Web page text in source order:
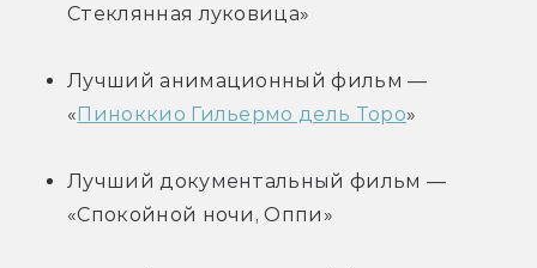
Стеклянная луковица»
Лучший анимационный фильм —
«Пиноккио Гильермо дель Торо»
Лучший документальный фильм —
«Спокойной ночи, Оппи»